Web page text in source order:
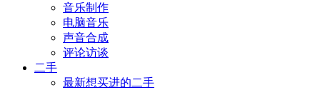
音乐制作
电脑音乐
声音合成
评论访谈
二手
最新想买进的二手